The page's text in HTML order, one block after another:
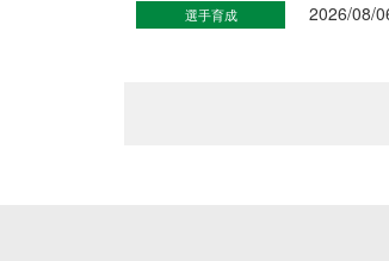
選手育成 2026/08/